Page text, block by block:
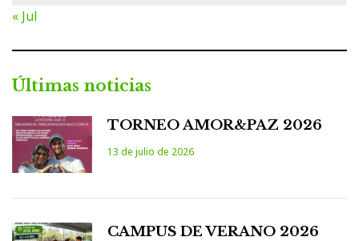
« Jul
Últimas noticias
TORNEO AMOR&PAZ 2026
13 de julio de 2026
CAMPUS DE VERANO 2026